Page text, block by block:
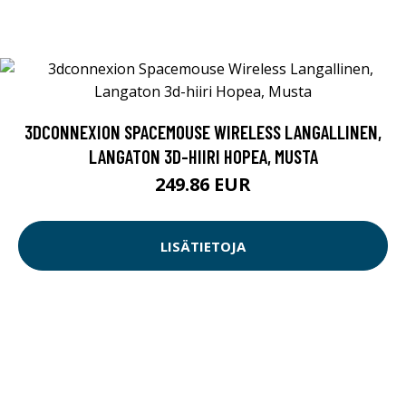
3DCONNEXION SPACEMOUSE WIRELESS LANGALLINEN,
LANGATON 3D-HIIRI HOPEA, MUSTA
249.86 EUR
LISÄTIETOJA